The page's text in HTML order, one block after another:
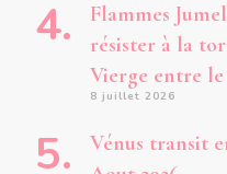
Flammes
résister à la
Vierge entre
8 juillet 2026
Vénus transit